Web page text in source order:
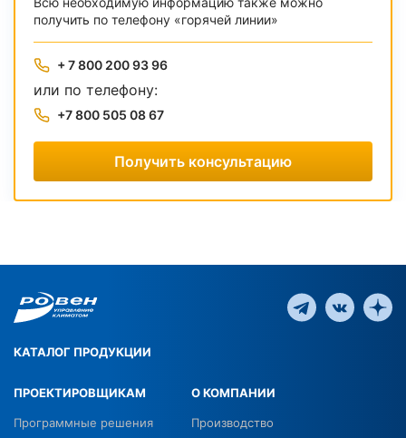
получить по телефону «горячей линии»
+ 7 800 200 93 96
или по телефону:
+7 800 505 08 67
Получить консультацию
КАТАЛОГ ПРОДУКЦИИ
ПРОЕКТИРОВЩИКАМ
Программные решения
О КОМПАНИИ
Производство